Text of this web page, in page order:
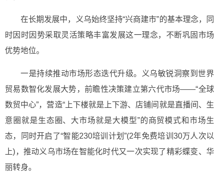
在长期发展中，义乌始终坚持“兴商建市”的基本理念，同
时因时因势采取灵活策略丰富发展这一理念，不断巩固市场
优势地位。
一是持续推动市场形态迭代升级。义乌敏锐洞察到世界
贸易数智化发展大势，前瞻性决策建立第六代市场——“全球
数贸中心”，营造“上下楼就是上下游、店铺间就是直播间、生
意圈就是生态圈、大市场就是大模型”的商贸模式和市场生
态，同时开启了“智能230培训计划”(2年免费培训30万人次以
上)，推动义乌市场在智能化时代又一次实现了精彩蝶变、华
丽转身。